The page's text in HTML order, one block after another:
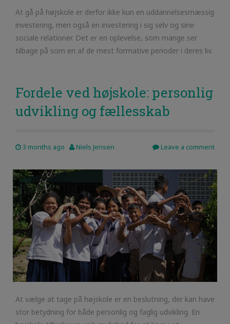
At gå på højskole er derfor ikke kun en uddannelsesmæssig
investering, men også en investering i sig selv og sine
sociale relationer. Det er en oplevelse, som mange ser
tilbage på som en af de mest formative perioder i deres liv.
Fordele ved højskole: personlig
udvikling og fællesskab
3 months ago Niels Jensen Leave a comment
At vælge at tage på højskole er en beslutning, der kan have
stor betydning for både personlig og faglig udvikling. En